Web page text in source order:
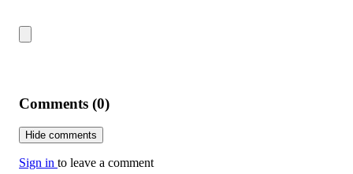
Comments (0)
Hide comments
Sign in to leave a comment